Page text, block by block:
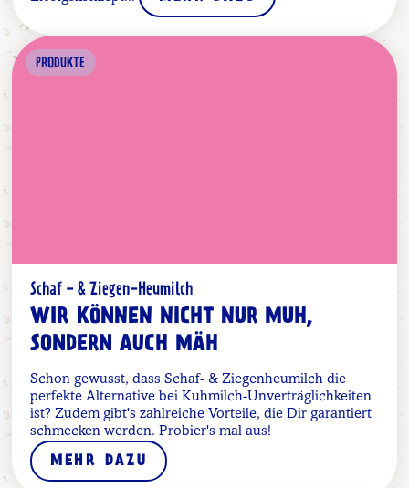
PRODUKTE
Schaf - & Ziegen-Heumilch
WIR KÖNNEN NICHT NUR MUH,
SONDERN AUCH MÄH
Schon gewusst, dass Schaf- & Ziegenheumilch die
perfekte Alternative bei Kuhmilch-Unverträglichkeiten
ist? Zudem gibt's zahlreiche Vorteile, die Dir garantiert
schmecken werden. Probier's mal aus!
MEHR DAZU